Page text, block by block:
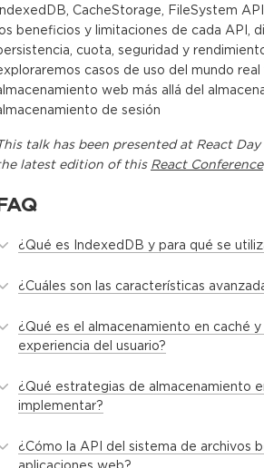
CacheStorage, FileSystem
beneficios y limitaciones de cada API,
cuota, seguridad y
casos de uso del mundo
web más allá del
de sesión
talkhas been presented at React
latest edition of this React Conference
¿Qué es IndexedDB y para qué se
¿Cuáles son las características
¿Qué es el almacenamiento en caché
experiencia del usuario?
¿Qué estrategias de almacenamiento
implementar?
¿Cómo la API del sistema de archivos
aplicaciones web?